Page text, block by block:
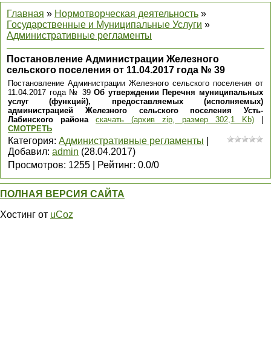
Главная » Нормотворческая деятельность »
Государственные и Муниципальные Услуги »
Административные регламенты
Постановление Администрации Железного
сельского поселения от 11.04.2017 года № 39
Постановление Администрации Железного сельского поселения от
11.04.2017 года № 39Об утверждении Перечня муниципальных
услуг (функций), предоставляемых (исполняемых)
администрацией Железного сельского поселения Усть-
Лабинского района
скачать (архив zip, размер 302,1 Kb)
СМОТРЕТЬ
Категория: Административные регламенты
Добавил: admin (28.04.2017)
Просмотров: 1255 Рейтинг: 0.0/0
ПОЛНАЯ ВЕРСИЯ САЙТА
Хостинг от uCoz